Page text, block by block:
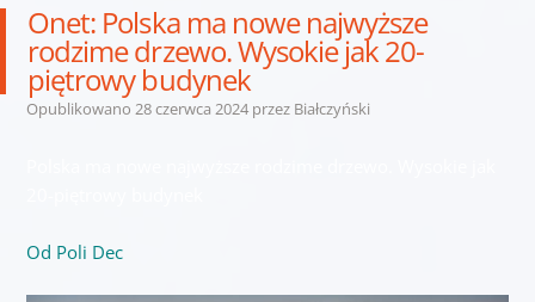
Onet: Polska ma nowe najwyższe
rodzime drzewo. Wysokie jak 20-
piętrowy budynek
Opublikowano 28 czerwca 2024przez Białczyński
Od Poli Dec